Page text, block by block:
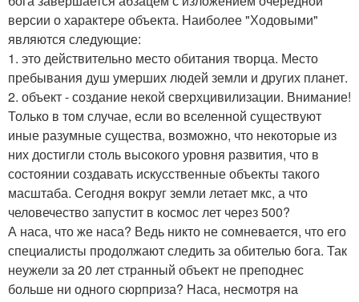
версии о характере объекта. Наиболее "Ходовыми"
являются следующие:
1. это действительно место обитания творца. Место
пребывания душ умерших людей земли и других планет.
2. объект - создание некой сверхцивилизации. Внимание!
Только в том случае, если во вселенной существуют
иные разумные существа, возможно, что некоторые из
них достигли столь высокого уровня развития, что в
состоянии создавать искусственные объекты такого
масштаба. Сегодня вокруг земли летает мкс, а что
человечество запустит в космос лет через 500?
А наса, что же наса? Ведь никто не сомневается, что его
специалисты продолжают следить за обителью бога. Так
неужели за 20 лет странный объект не преподнес
больше ни одного сюрприза? Наса, несмотря на